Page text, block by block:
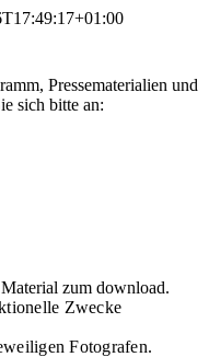
Pressematerialien und
sich bitte an:
zum download.
Zwecke
Fotografen.